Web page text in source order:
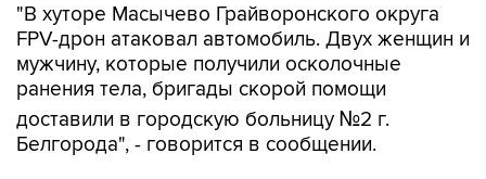
"В хуторе Масычево Грайворонского округа
FPV-дрон атаковал автомобиль. Двух женщин и
мужчину, которые получили осколочные
ранения тела, бригады скорой помощи
доставили в городскую больницу №2 г.
Белгорода", - говорится в сообщении.